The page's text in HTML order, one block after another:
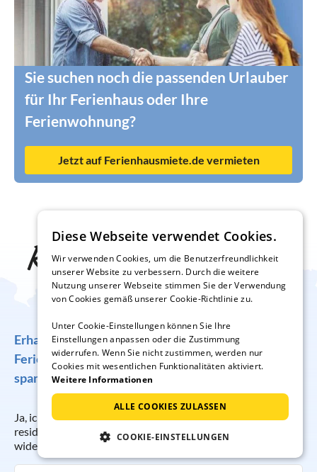
Sie suchen noch die passenden Urlauber
für Ihr Ferienhaus oder Ihre
Ferienwohnung?
Jetzt auf Ferienhausmiete.de vermieten
Reise-Inspiration frei
Haus
Erhalten Sie regelmäßig Angebote für traumhafte
Ferienunterkünfte, tolle Gewinnspiele und
spannende Reisetipps!
Ja, ich möchte regelmäßig per E-Mail den Newsletter der
resido GmbH erhalten. Die Anmeldung kann ich jederzeit
widerrufen.
Diese Webseite verwendet Cookies.
Wir verwenden Cookies, um die Benutzerfreundlichkeit
unserer Website zu verbessern. Durch die weitere
Nutzung unserer Webseite stimmen Sie der Verwendung
von Cookies gemäß unserer Cookie-Richtlinie zu.
Unter Cookie-Einstellungen können Sie Ihre
Einstellungen anpassen oder die Zustimmung
widerrufen. Wenn Sie nicht zustimmen, werden nur
Cookies mit wesentlichen Funktionalitäten aktiviert.
Weitere Informationen
ALLE COOKIES ZULASSEN
COOKIE-EINSTELLUNGEN